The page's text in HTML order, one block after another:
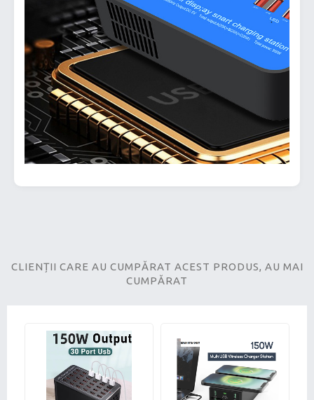
CLIENȚII CARE AU CUMPĂRAT ACEST PRODUS, AU MAI
CUMPĂRAT